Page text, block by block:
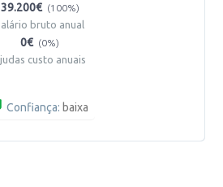
39.200€ (100%)
bruto anual
0€ (0%)
custo anuais
Confiança: baixa